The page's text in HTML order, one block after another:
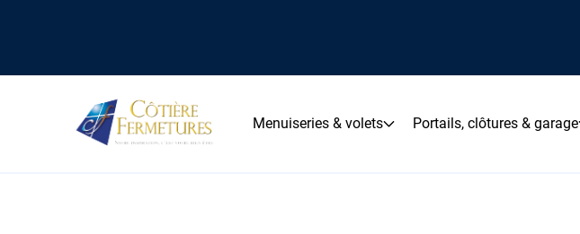
Menuiseries & volets Portails, clôtures & garage